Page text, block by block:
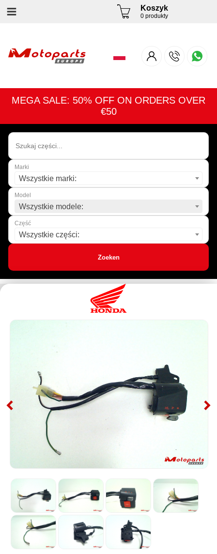
Koszyk
0 produkty
MEGA SALE: 50% OFF ON ORDERS OVER
€50
Marki
Wszystkie marki:
Model
Wszystkie modele:
Część
Wszystkie części:
Zoeken